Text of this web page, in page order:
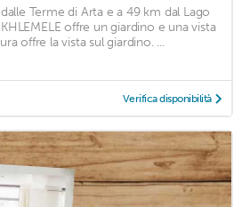
Terme di Arta e a 49 km dal Lago
offre un giardino e una vista
offre la vista sul giardino. ...
Verifica disponibilità